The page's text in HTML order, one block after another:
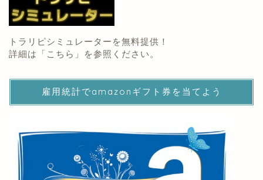
トラリピシミュレーターを無料提供！
詳細は「 こちら 」を参照ください。
雇用統計でamazonギフト券を当てよう